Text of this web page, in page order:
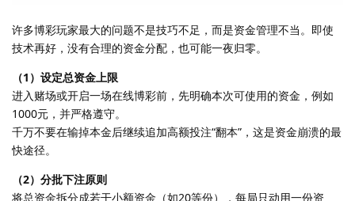
许多博彩玩家最大的问题不是技巧不足，而是资金管理不当。即使
技术再好，没有合理的资金分配，也可能一夜归零。
（1）设定总资金上限
进入赌场或开启一场在线博彩前，先明确本次可使用的资金，例如
1000元，并严格遵守。
千万不要在输掉本金后继续追加高额投注“翻本”，这是资金崩溃的最
快途径。
（2）分批下注原则
将总资金拆分成若干小额资金（如20等份），每局只动用一份资